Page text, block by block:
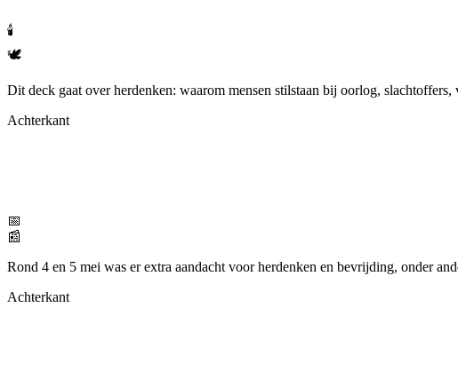
🕯️
🕊️
Dit deck gaat over herdenken: waarom mensen stilstaan bij oorlog,
Achterkant
📅
📰
Rond 4 en 5 mei was er extra aandacht voor herdenken en bevrijding, onder
Achterkant